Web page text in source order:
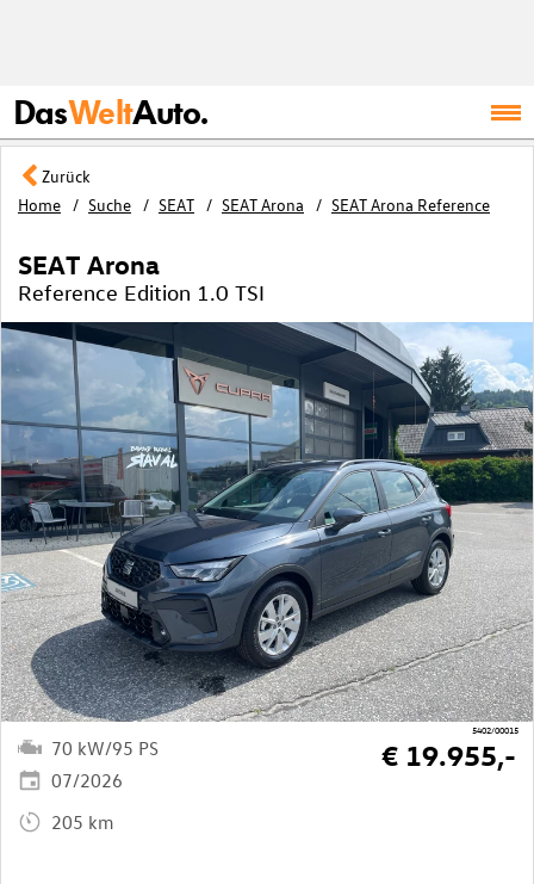
DasWeltAuto.
Zurück
Home
Suche SEAT SEAT Arona SEAT Arona Reference
5402/00015
SEAT Arona
Reference Edition 1.0 TSI
70 kW/95 PS
07/2026
205 km
€ 19.955,-